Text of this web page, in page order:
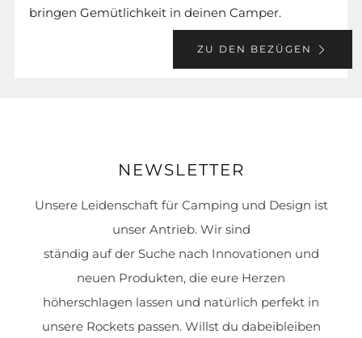
bringen Gemütlichkeit in deinen Camper.
ZU DEN BEZÜGEN
NEWSLETTER
Unsere Leidenschaft für Camping und Design ist
unser Antrieb. Wir sind
ständig auf der Suche nach Innovationen und
neuen Produkten, die eure Herzen
höherschlagen lassen und natürlich perfekt in
unsere Rockets passen. Willst du dabeibleiben